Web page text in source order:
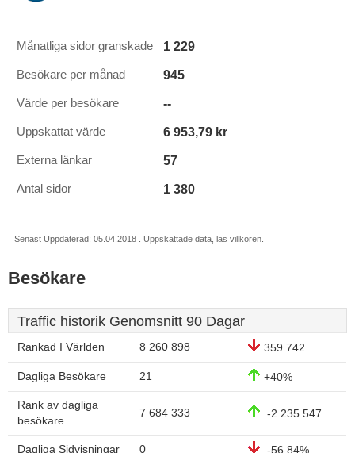
Månatliga sidor granskade 1 229
Besökare per månad 945
Värde per besökare --
Uppskattat värde 6 953,79 kr
Externa länkar 57
Antal sidor 1 380
Senast Uppdaterad: 05.04.2018 . Uppskattade data, läs villkoren.
Besökare
Traffic historik Genomsnitt 90 Dagar
Rankad I Världen 8 260 898 359 742
Dagliga Besökare 21 +40%
Rank av dagliga
besökare
7 684 333 -2 235 547
Dagliga Sidvisningar 0 -56,84%